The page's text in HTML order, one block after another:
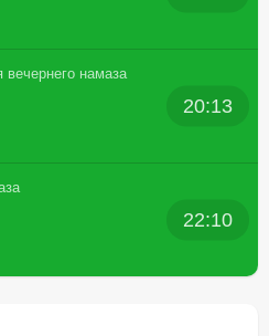
вечернего намаза
20:13
22:10